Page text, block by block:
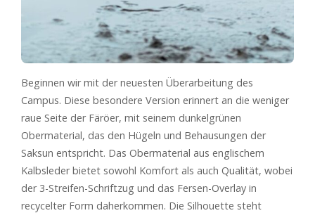
Beginnen wir mit der neuesten Überarbeitung des
Campus. Diese besondere Version erinnert an die weniger
raue Seite der Färöer, mit seinem dunkelgrünen
Obermaterial, das den Hügeln und Behausungen der
Saksun entspricht. Das Obermaterial aus englischem
Kalbsleder bietet sowohl Komfort als auch Qualität, wobei
der 3-Streifen-Schriftzug und das Fersen-Overlay in
recycelter Form daherkommen. Die Silhouette steht